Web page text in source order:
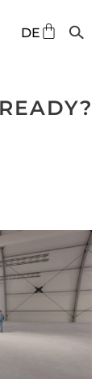
DE
ES